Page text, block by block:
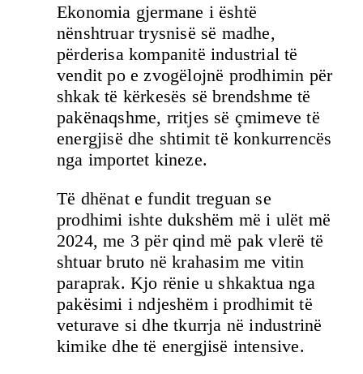
Ekonomia gjermane i është
nënshtruar trysnisë së madhe,
përderisa kompanitë industrial të
vendit po e zvogëlojnë prodhimin për
shkak të kërkesës së brendshme të
pakënaqshme, rritjes së çmimeve të
energjisë dhe shtimit të konkurrencës
nga importet kineze.
Të dhënat e fundit treguan se
prodhimi ishte dukshëm më i ulët më
2024, me 3 për qind më pak vlerë të
shtuar bruto në krahasim me vitin
paraprak. Kjo rënie u shkaktua nga
pakësimi i ndjeshëm i prodhimit të
veturave si dhe tkurrja në industrinë
kimike dhe të energjisë intensive.